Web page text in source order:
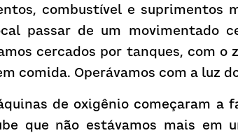
combustível e suprimentos
passar de um movimentado
cercados por tanques, com o
comida. Operávamos com a luz
de oxigênio começaram a
que não estávamos mais em